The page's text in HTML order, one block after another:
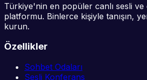
Türkiye'nin en popüler canlı sesli
platformu. Binlerce kişiyle tanışın,
kurun.
Özellikler
Sohbet Odaları
Sesli Konferans